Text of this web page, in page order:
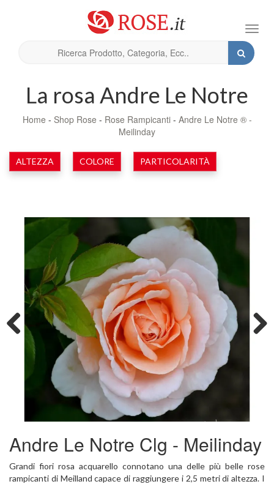
La rosa Andre Le Notre
Home - Shop Rose - Rose Rampicanti - Andre Le Notre ® -
Meilinday
ALTEZZA COLORE PARTICOLARITÀ
Previous
Andre Le Notre Clg - Meilinday
Grandi fiori rosa acquarello connotano una delle più belle rose
rampicanti di Meilland capace di raggiungere i 2,5 metri di altezza. I